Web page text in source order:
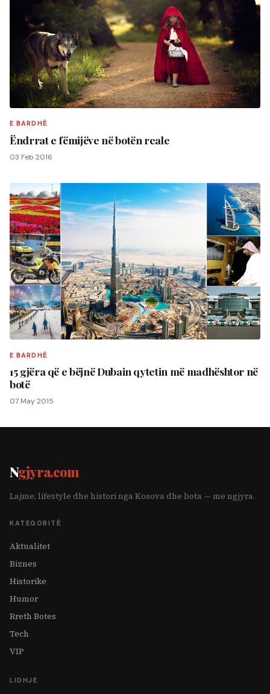
E BARDHË
Ëndrrat e fëmijëve në botën reale
03 Feb 2016
E BARDHË
15 gjëra që e bëjnë Dubain qytetin më madhështor në
botë
07 May 2015
Ngjyra.com
Lajme, lifestyle dhe histori nga Kosova dhe bota — me ngjyra.
KATEGORITË
Aktualitet
Biznes
Historike
Humor
Rreth Botes
Tech
VIP
LIDHJE